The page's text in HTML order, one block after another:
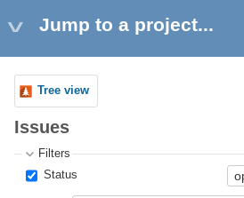
Jump to a project...
Tree view
Issues
Filters
Status